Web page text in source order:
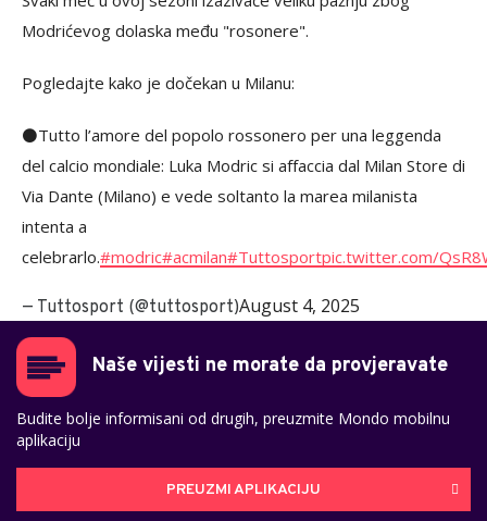
Modrićevog dolaska među "rosonere".
Pogledajte kako je dočekan u Milanu:
⚫️Tutto l’amore del popolo rossonero per una leggenda
del calcio mondiale: Luka Modric si affaccia dal Milan Store di
Via Dante (Milano) e vede soltanto la marea milanista
intenta a
celebrarlo.#modric#acmilan#Tuttosportpic.twitter.com/
— Tuttosport (@tuttosport)August 4, 2025
Naše vijesti ne morate da provjeravate
Budite bolje informisani od drugih, preuzmite Mondo mobilnu
aplikaciju
PREUZMI APLIKACIJU